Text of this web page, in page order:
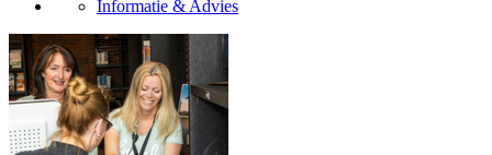
Informatie & Advies